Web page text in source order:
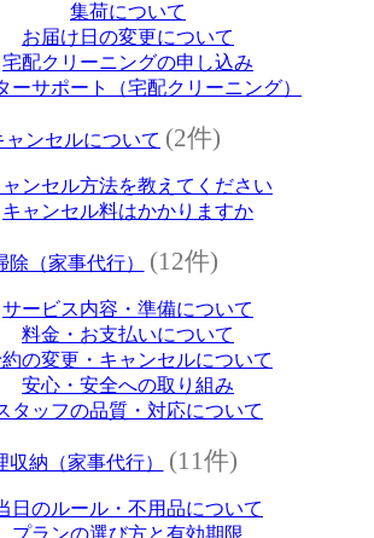
集荷について
お届け日の変更について
宅配クリーニングの申し込み
ーサポート（宅配クリーニング）
ャンセルについて (2件)
ャンセル方法を教えてください
キャンセル料はかかりますか
除（家事代行） (12件)
サービス内容・準備について
料金・お支払いについて
の変更・キャンセルについて
安心・安全への取り組み
タッフの品質・対応について
収納（家事代行） (11件)
日のルール・不用品について
プランの選び方と有効期限